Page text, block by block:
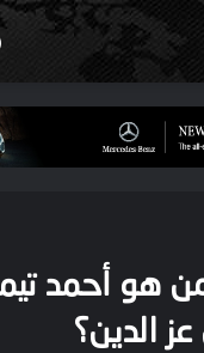
هو أحمد
الدين؟